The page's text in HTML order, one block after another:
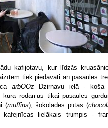
kafijotavu, kur līdzās
tiek piedāvāti arī pasaules
arbOOz Dzirnavu ielā - koša
rodamas tikai pasaules
(muffins), šokolādes putas (
lielākais trumpis -